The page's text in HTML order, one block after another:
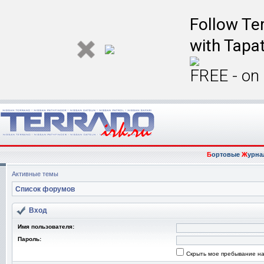
Follow
with
FREE -
БортовыеЖ
Активные темы
Список форумов
Вход
Имя пользователя:
Пароль:
Скрыть мое пребывание